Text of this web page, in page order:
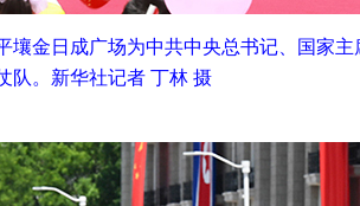
壤金日成广场为中共中央总书记、国家
队。新华社记者 丁林 摄